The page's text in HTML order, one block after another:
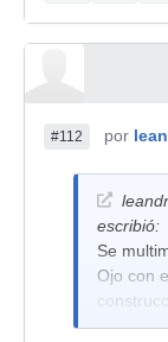
#112 por
escribió:
Se
Ojo con